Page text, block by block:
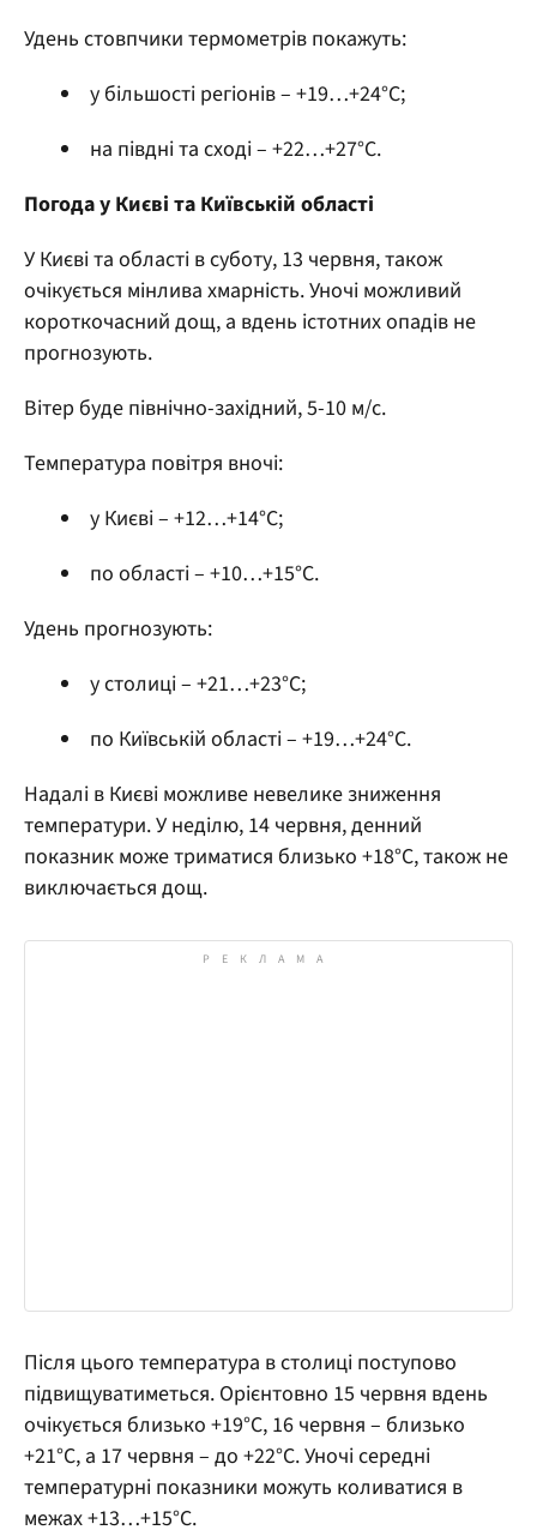
Удень стовпчики термометрів покажуть:
у більшості регіонів – +19…+24°С;
на півдні та сході – +22…+27°С.
Погода у Києві та Київській області
У Києві та області в суботу, 13 червня, також
очікується мінлива хмарність. Уночі можливий
короткочасний дощ, а вдень істотних опадів не
прогнозують.
Вітер буде північно-західний, 5-10 м/с.
Температура повітря вночі:
у Києві – +12…+14°С;
по області – +10…+15°С.
Удень прогнозують:
у столиці – +21…+23°С;
по Київській області – +19…+24°С.
Надалі в Києві можливе невелике зниження
температури. У неділю, 14 червня, денний
показник може триматися близько +18°С, також не
виключається дощ.
Після цього температура в столиці поступово
підвищуватиметься. Орієнтовно 15 червня вдень
очікується близько +19°С, 16 червня – близько
+21°С, а 17 червня – до +22°С. Уночі середні
температурні показники можуть коливатися в
межах +13…+15°С.